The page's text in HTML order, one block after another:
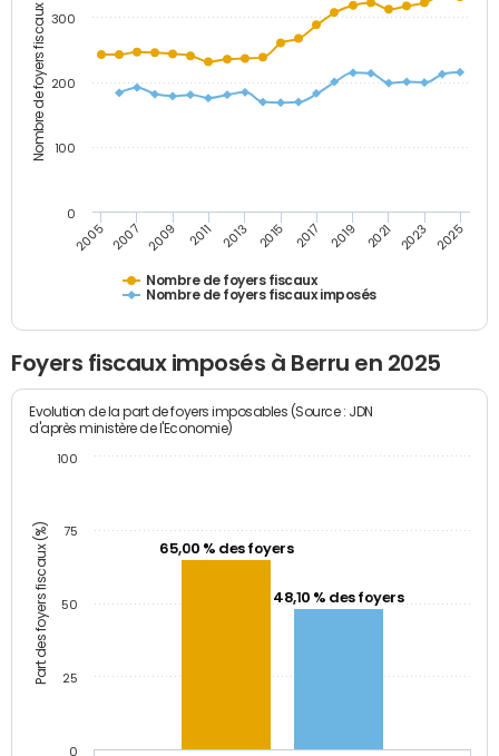
Nombre de foyers fiscaux
Nombre de foyers fiscaux
Nombre de foyers fiscaux imposés
2005 2007 2009 2011 2013 2015 2017 2019 2021 2023 2025
0
100
200
300
Foyers fiscaux imposés à Berru en 2025
Part des foyers fiscaux (%)
Evolution de la part de foyers imposables (Source : JDN
d'après ministère de l'Economie)
65,00 % des foyers
48,10 % des foyers
0
25
50
75
100